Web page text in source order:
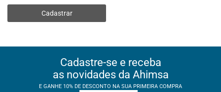
Cadastrar
Cadastre-se e receba
as novidades da Ahimsa
E GANHE 10% DE DESCONTO NA SUA PRIMEIRA COMPRA